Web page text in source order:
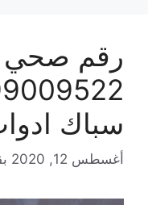
رقم
سباك
أغسطس 12, 2020